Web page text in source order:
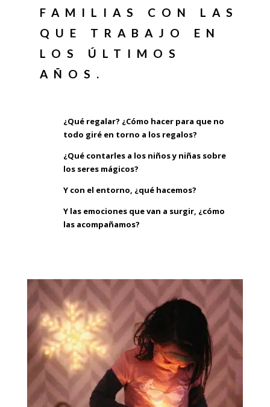
FAMILIAS CON LAS
QUE TRABAJO EN
LOS ÚLTIMOS
AÑOS.
¿Qué regalar? ¿Cómo hacer para que no
todo giré en torno a los regalos?
¿Qué contarles a los niños y niñas sobre
los seres mágicos?
Y con el entorno, ¿qué hacemos?
Y las emociones que van a surgir, ¿cómo
las acompañamos?